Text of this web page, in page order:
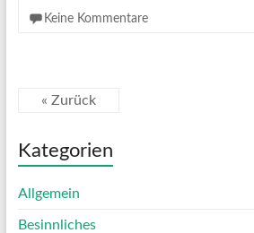
Keine Kommentare
« Zurück
Kategorien
Allgemein
Besinnliches